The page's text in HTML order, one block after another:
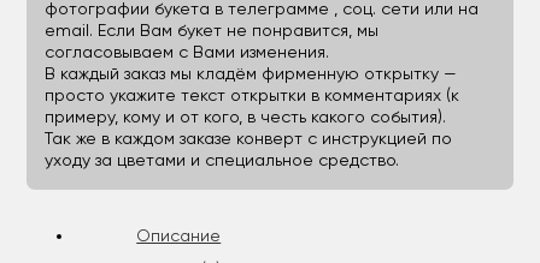
фотографии букета в телеграмме , соц. сети или на
email. Если Вам букет не понравится, мы
согласовываем с Вами изменения.
В каждый заказ мы кладём фирменную открытку —
просто укажите текст открытки в комментариях (к
примеру, кому и от кого, в честь какого события).
Так же в каждом заказе конверт с инструкцией по
уходу за цветами и специальное средство.
Описание